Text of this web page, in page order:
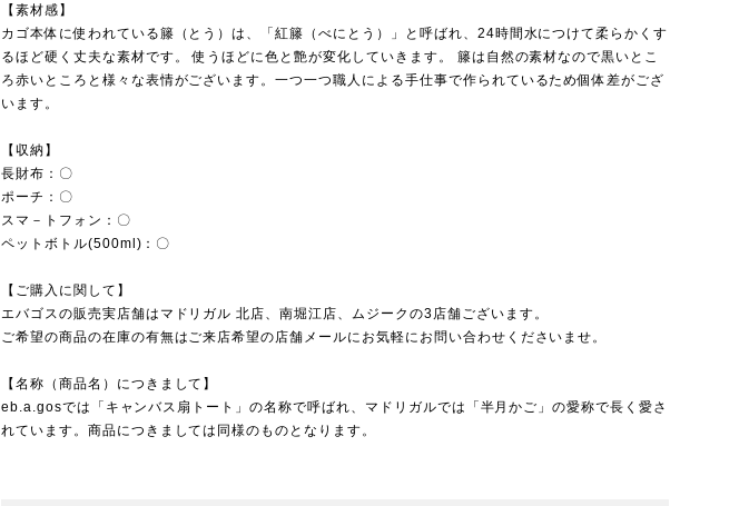
【素材感】
カゴ本体に使われている籐（とう）は、「紅籐（べにとう）」と呼ばれ、24時間水につけて柔らかくす
るほど硬く丈夫な素材です。 使うほどに色と艶が変化していきます。 籐は自然の素材なので黒いとこ
ろ赤いところと様々な表情がございます。一つ一つ職人による手仕事で作られているため個体差がござ
います。
【収納】
長財布：〇
ポーチ：〇
スマ－トフォン：〇
ペットボトル(500ml)：〇
【ご購入に関して】
エバゴスの販売実店舗は マドリガル 北店 、南堀江店 ムジーク の3店舗ございます。
ご希望の商品の在庫の有無はご来店希望の店舗メールにお気軽にお問い合わせくださいませ。
【名称（商品名）につきまして】
eb.a.gosでは「キャンバス扇トート」の名称で呼ばれ、マドリガルでは「半月かご」の愛称で長く愛さ
れています。商品につきましては同様のものとなります。